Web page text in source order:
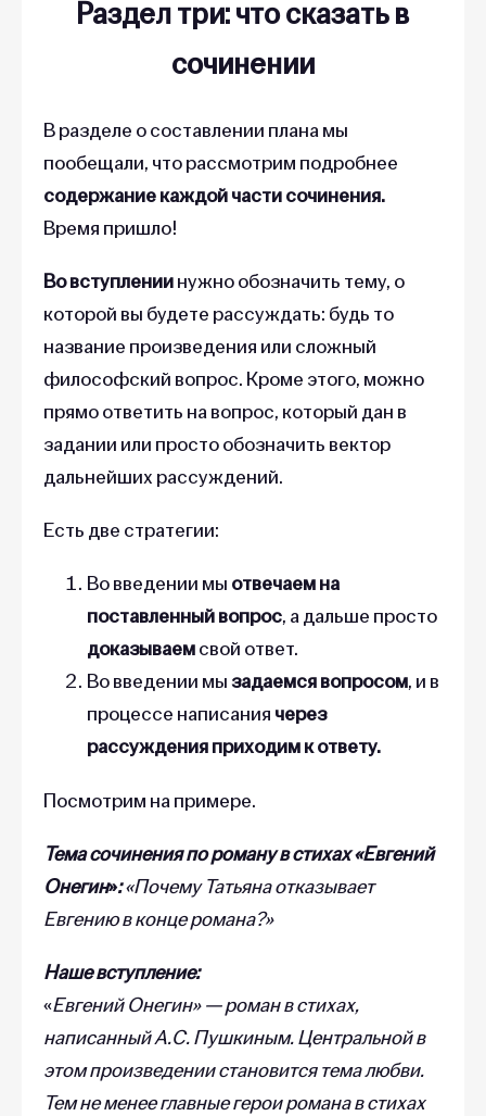
Раздел три: что сказать в
сочинении
В разделе о составлении плана мы
пообещали, что рассмотрим подробнее
содержание каждой части сочинения.
Время пришло!
Во вступлениинужно обозначить тему, о
которой вы будете рассуждать: будь то
название произведения или сложный
философский вопрос. Кроме этого, можно
прямо ответить на вопрос, который дан в
задании или просто обозначить вектор
дальнейших рассуждений.
Есть две стратегии:
Во введении мы отвечаем на
поставленный вопрос, а дальше просто
доказываемсвой ответ.
Во введении мызадаемся вопросом, и в
процессе написания через
рассуждения приходим к ответу.
Посмотрим на примере.
Тема сочинения по роману в стихах «Евгений
Онегин»:«Почему Татьяна отказывает
Евгению в конце романа?»
Наше вступление:
«Евгений Онегин» — роман в стихах,
написанный А.С. Пушкиным. Центральной в
этом произведении становится тема любви.
Тем не менее главные герои романа в стихах